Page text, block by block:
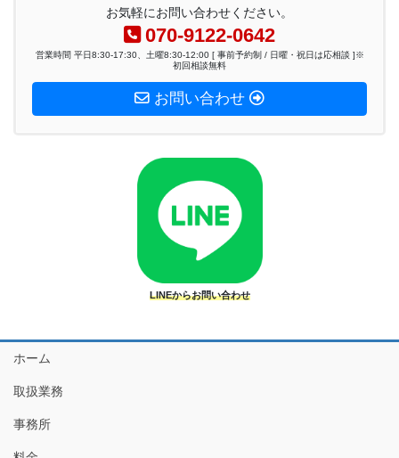
お気軽にお問い合わせください。
070-9122-0642
営業時間 平日8:30-17:30、土曜8:30-12:00 [ 事前予約制 / 日曜・祝日は応相談 ]※
初回相談無料
お問い合わせ
LINEからお問い合わせ
ホーム
取扱業務
事務所